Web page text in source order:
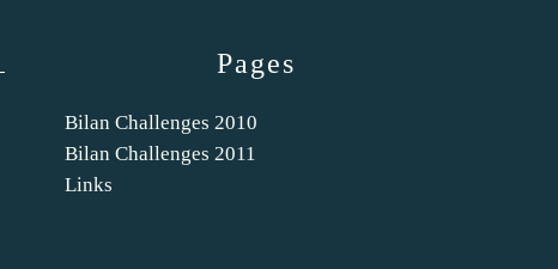
Pages
Bilan Challenges 2010
Bilan Challenges 2011
Links